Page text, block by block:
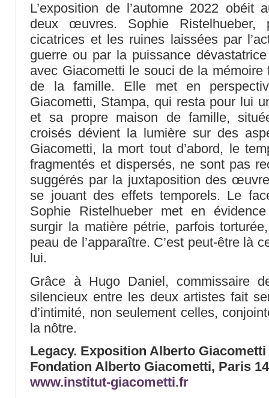
L’exposition de l’automne 2022 obéit
deux œuvres. Sophie Ristelhueber,
cicatrices et les ruines laissées par
guerre ou par la puissance
avec Giacometti le souci de la
de la famille. Elle met en
Giacometti, Stampa, qui resta pour lui
et sa propre maison de famille,
croisés dévient la lumière sur des
Giacometti, la mort tout d’abord, le
fragmentés et dispersés, ne sont pas
suggérés par la juxtaposition des
se jouant des effets temporels. Le
Sophie Ristelhueber met en
surgir la matière pétrie, parfois
peau de l’apparaître. C’est peut-être là
lui.
Grâce à Hugo Daniel, commissaire
silencieux entre les deux artistes fait
d’intimité, non seulement celles,
la nôtre.
Legacy. Exposition Alberto
Fondation Alberto Giacometti, Paris
www.institut-giacometti.fr